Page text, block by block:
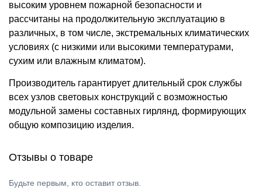
высоким уровнем пожарной безопасности и
рассчитаны на продолжительную эксплуатацию в
различных, в том числе, экстремальных климатических
условиях (с низкими или высокими температурами,
сухим или влажным климатом).
Производитель гарантирует длительный срок службы
всех узлов световых конструкций с возможностью
модульной замены составных гирлянд, формирующих
общую композицию изделия.
Отзывы о товаре
Будьте первым, кто оставит отзыв.